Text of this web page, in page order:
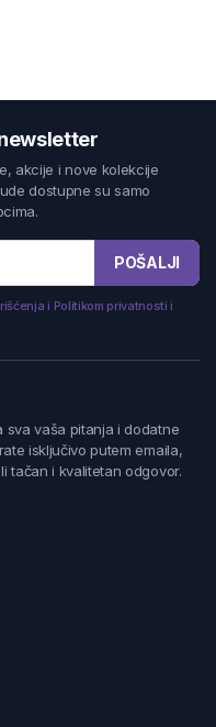
akcije i nove kolekcije
dostupne su samo
POŠALJI
i Politikom privatnosti i
sva vaša pitanja i dodatne
isključivo putem emaila,
tačan i kvalitetan odgovor.